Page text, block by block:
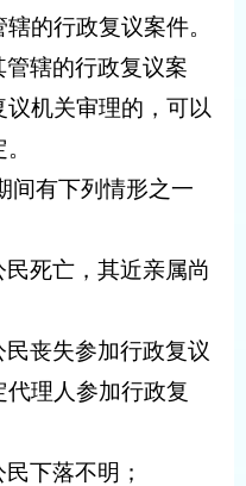
的行政复议案件。
辖的行政复议案
机关审理的，可以
间有下列情形之一
民死亡，其近亲属尚
民丧失参加行政复议
理人参加行政复
下落不明；